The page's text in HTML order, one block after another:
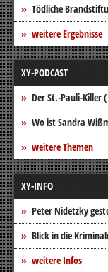
Tödliche
weitere Ergebnisse
XY-PODCAST
Der St.-Pauli-Killer
Wo ist Sandra
weitere Themen
XY-INFO
Peter Nidetzky
Blick in die
weitere Infos